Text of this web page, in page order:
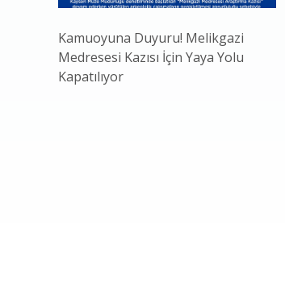
Kamuoyuna Duyuru! Melikgazi
Medresesi Kazısı İçin Yaya Yolu
Kapatılıyor